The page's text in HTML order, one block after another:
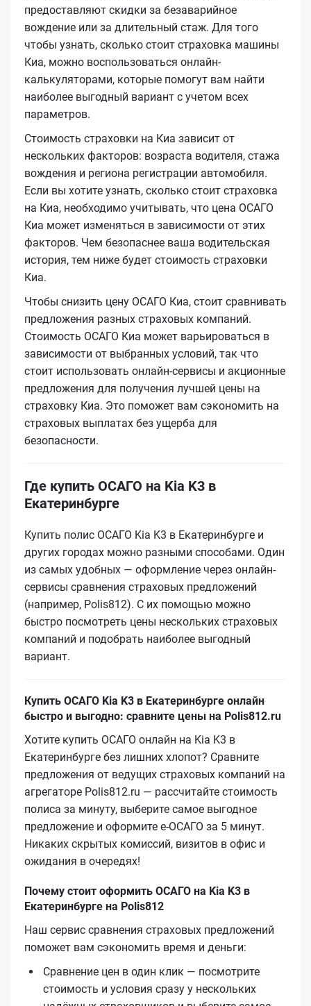
предоставляют скидки за безаварийное
вождение или за длительный стаж. Для того
чтобы узнать, сколько стоит страховка машины
Киа, можно воспользоваться онлайн-
калькуляторами, которые помогут вам найти
наиболее выгодный вариант с учетом всех
параметров.
Стоимость страховки на Киа зависит от
нескольких факторов: возраста водителя, стажа
вождения и региона регистрации автомобиля.
Если вы хотите узнать, сколько стоит страховка
на Киа, необходимо учитывать, что цена ОСАГО
Киа может изменяться в зависимости от этих
факторов. Чем безопаснее ваша водительская
история, тем ниже будет стоимость страховки
Киа.
Чтобы снизить цену ОСАГО Киа, стоит сравнивать
предложения разных страховых компаний.
Стоимость ОСАГО Киа может варьироваться в
зависимости от выбранных условий, так что
стоит использовать онлайн-сервисы и акционные
предложения для получения лучшей цены на
страховку Киа. Это поможет вам сэкономить на
страховых выплатах без ущерба для
безопасности.
Где купить ОСАГО на Kia K3 в
Екатеринбурге
Купить полис ОСАГО Kia K3 в Екатеринбурге и
других городах можно разными способами. Один
из самых удобных — оформление через онлайн-
сервисы сравнения страховых предложений
(например, Polis812). С их помощью можно
быстро посмотреть цены нескольких страховых
компаний и подобрать наиболее выгодный
вариант.
Купить ОСАГО Kia K3 в Екатеринбурге онлайн
быстро и выгодно: сравните цены на Polis812.ru
Хотите купить ОСАГО онлайн на Kia K3 в
Екатеринбурге без лишних хлопот? Сравните
предложения от ведущих страховых компаний на
агрегаторе Polis812.ru — рассчитайте стоимость
полиса за минуту, выберите самое выгодное
предложение и оформите е‑ОСАГО за 5 минут.
Никаких скрытых комиссий, визитов в офис и
ожидания в очередях!
Почему стоит оформить ОСАГО на Kia K3 в
Екатеринбурге на Polis812
Наш сервис сравнения страховых предложений
поможет вам сэкономить время и деньги:
Сравнение цен в один клик — посмотрите
стоимость и условия сразу у нескольких